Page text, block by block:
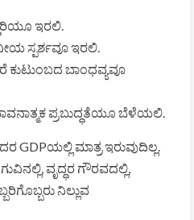
ಇರಲಿ.
ಸ್ಪರ್ಶವೂ ಇರಲಿ.
ಕುಟುಂಬದ ಬಾಂಧವ್ಯವೂ
ಪ್ರಬುದ್ಧತೆಯೂ ಬೆಳೆಯಲಿ.
GDPಯಲ್ಲಿ ಮಾತ್ರ ಇರುವುದಿಲ್ಲ.
ವೃದ್ಧರ ಗೌರವದಲ್ಲಿ,
ನಿಲ್ಲುವ